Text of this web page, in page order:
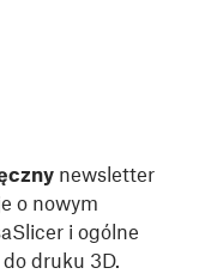
newsletter
o nowym
i ogólne
druku 3D.